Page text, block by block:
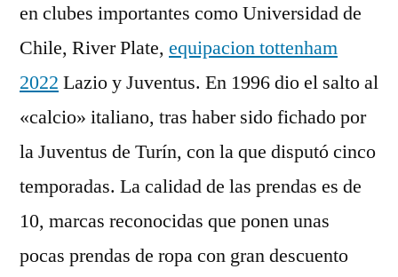
en clubes importantes como Universidad de
Chile, River Plate, equipacion tottenham
2022 Lazio y Juventus. En 1996 dio el salto al
«calcio» italiano, tras haber sido fichado por
la Juventus de Turín, con la que disputó cinco
temporadas. La calidad de las prendas es de
10, marcas reconocidas que ponen unas
pocas prendas de ropa con gran descuento